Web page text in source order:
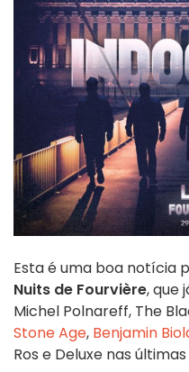
Esta é uma boa notícia
Nuits de Fourvière, que
Michel Polnareff, The
Stone Age, Benjamin
Ros e Deluxe nas